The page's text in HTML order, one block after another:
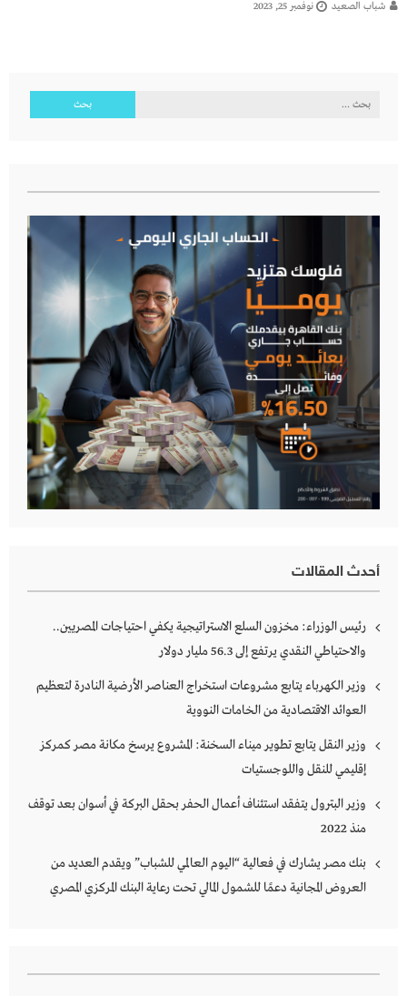
شباب الصعيد نوفمبر 25, 2023
البحث
أحدث المقالات
رئيس الوزراء: مخزون السلع الاستراتيجية يكفي احتياجات المصريين..
والاحتياطي النقدي يرتفع إلى 56.3 مليار دولار
وزير الكهرباء يتابع مشروعات استخراج العناصر الأرضية النادرة لتعظيم
العوائد الاقتصادية من الخامات النووية
وزير النقل يتابع تطوير ميناء السخنة: المشروع يرسخ مكانة مصر كمركز
إقليمي للنقل واللوجستيات
وزير البترول يتفقد استئناف أعمال الحفر بحقل البركة في أسوان بعد توقف
منذ 2022
بنك مصر يشارك في فعالية “اليوم العالمي للشباب” ويقدم العديد من
العروض المجانية دعمًا للشمول المالي تحت رعاية البنك المركزي المصري